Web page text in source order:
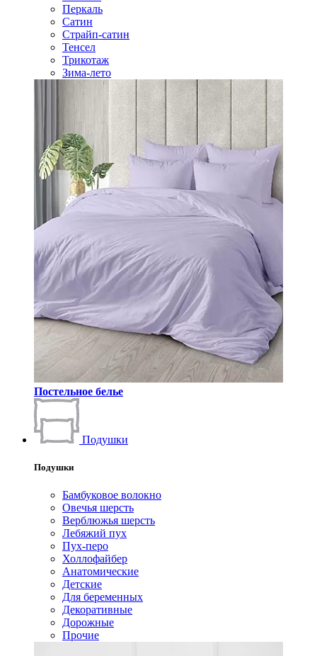
Перкаль
Сатин
Страйп-сатин
Тенсел
Трикотаж
Зима-лето
Постельное белье
Подушки
Подушки
Бамбуковое волокно
Овечья шерсть
Верблюжья шерсть
Лебяжий пух
Пух-перо
Холлофайбер
Анатомические
Детские
Для беременных
Декоративные
Дорожные
Прочие